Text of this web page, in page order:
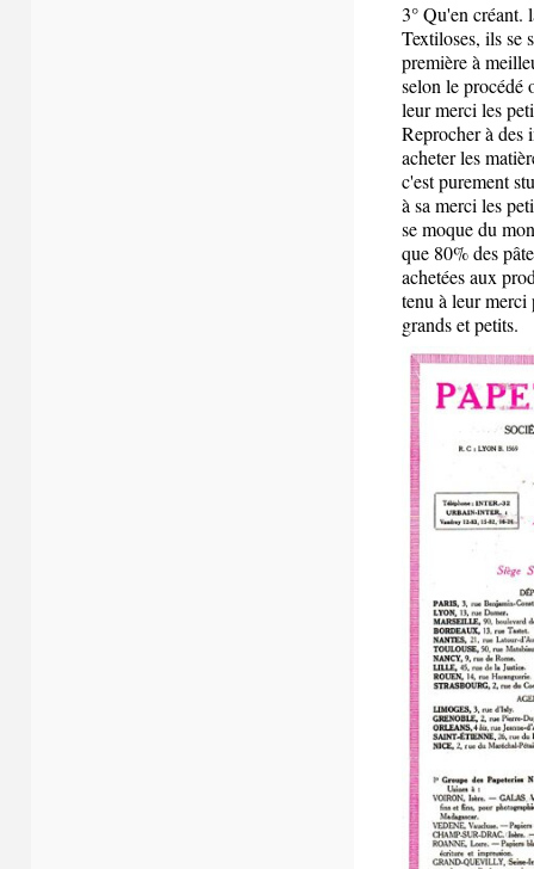
3° Qu'en créant.
Textiloses, ils se
première à
selon le procédé
leur merci les
Reprocher à des
acheter les
c'est purement
à sa merci les
se moque du
que 80% des
achetées aux
tenu à leur merci
grands et petits.